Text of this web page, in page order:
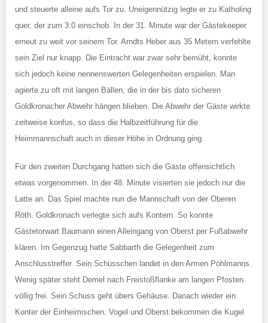
und steuerte alleine aufs Tor zu. Uneigennützig legte er zu Katholing
quer, der zum 3:0 einschob. In der 31. Minute war der Gästekeeper
erneut zu weit vor seinem Tor. Arndts Heber aus 35 Metern verfehlte
sein Ziel nur knapp. Die Eintracht war zwar sehr bemüht, konnte
sich jedoch keine nennenswerten Gelegenheiten erspielen. Man
agierte zu oft mit langen Bällen, die in der bis dato sicheren
Goldkronacher Abwehr hängen blieben. Die Abwehr der Gäste wirkte
zeitweise konfus, so dass die Halbzeitführung für die
Heimmannschaft auch in dieser Höhe in Ordnung ging.
Für den zweiten Durchgang hatten sich die Gäste offensichtlich
etwas vorgenommen. In der 48. Minute visierten sie jedoch nur die
Latte an. Das Spiel machte nun die Mannschaft von der Oberen
Röth. Goldkronach verlegte sich aufs Kontern. So konnte
Gästetorwart Baumann einen Alleingang von Oberst per Fußabwehr
klären. Im Gegenzug hatte Sabbarth die Gelegenheit zum
Anschlusstreffer. Sein Schüsschen landet in den Armen Pöhlmanns.
Wenig später steht Demel nach Freistoßflanke am langen Pfosten
völlig frei. Sein Schuss geht übers Gehäuse. Danach wieder ein
Konter der Einheimischen. Vogel und Oberst bekommen die Kugel